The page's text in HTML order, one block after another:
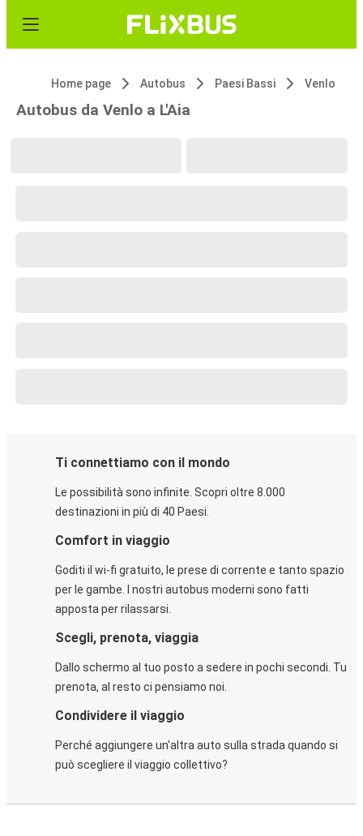
Home page Autobus Paesi Bassi Venlo
Autobus da Venlo a L'Aia
Ti connettiamo con il mondo
Le possibilità sono infinite. Scopri oltre 8.000
destinazioni in più di 40 Paesi.
Comfort in viaggio
Goditi il wi-fi gratuito, le prese di corrente e tanto spazio
per le gambe. I nostri autobus moderni sono fatti
apposta per rilassarsi.
Scegli, prenota, viaggia
Dallo schermo al tuo posto a sedere in pochi secondi. Tu
prenota, al resto ci pensiamo noi.
Condividere il viaggio
Perché aggiungere un'altra auto sulla strada quando si
può scegliere il viaggio collettivo?